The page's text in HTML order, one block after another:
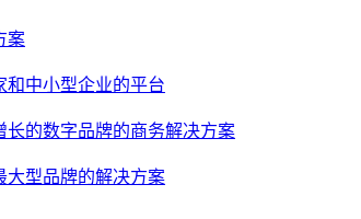
案
和中小型企业的平台
长的数字品牌的商务解决方案
大型品牌的解决方案